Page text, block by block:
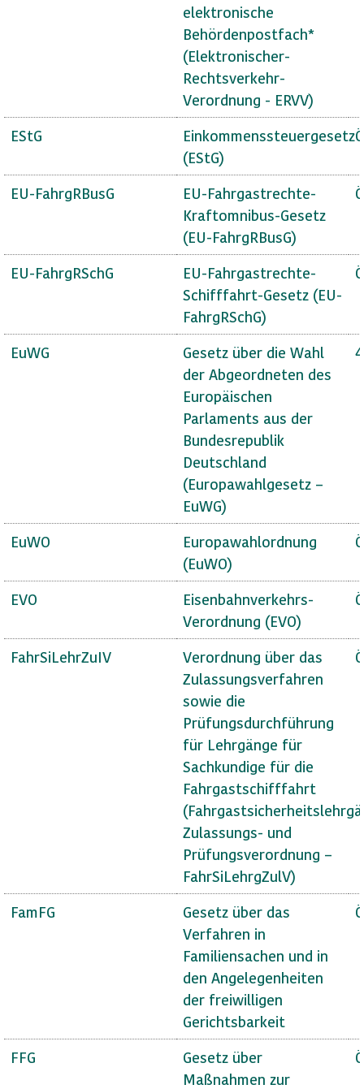
elektronische
Behördenpostfach*
(Elektronischer-
Rechtsverkehr-
Verordnung - ERVV)
EStG
Einkommenssteuergesetz
(EStG)
EU-FahrgRBusG
EU-Fahrgastrechte-
Kraftomnibus-Gesetz
(EU-FahrgRBusG)
EU-FahrgRSchG
EU-Fahrgastrechte-
Schifffahrt-Gesetz (EU-
FahrgRSchG)
EuWG
Gesetz über die Wahl
der Abgeordneten des
Europäischen
Parlaments aus der
Bundesrepublik
Deutschland
(Europawahlgesetz –
EuWG)
EuWO
Europawahlordnung
(EuWO)
EVO
Eisenbahnverkehrs-
Verordnung (EVO)
FahrSiLehrZuIV
Verordnung über das
Zulassungsverfahren
sowie die
Prüfungsdurchführung
für Lehrgänge für
Sachkundige für die
Fahrgastschifffahrt
Zulassungs- und
Prüfungsverordnung –
FahrSiLehrgZulV)
FamFG
Gesetz über das
Verfahren in
Familiensachen und in
den Angelegenheiten
der freiwilligen
Gerichtsbarkeit
FFG
Gesetz über
Maßnahmen zur